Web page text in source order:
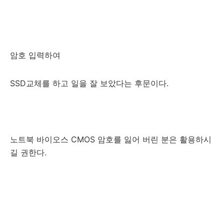
암호 입력하여
SSD교체를 하고 일을 잘 보았다는 후문이다.
노트북 바이오스 CMOS 암호를 잃어 버린 분은 활용하시
길 권한다.